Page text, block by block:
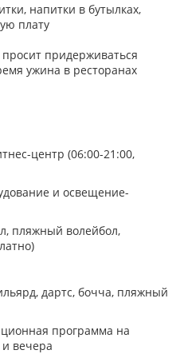
напитки в бутылках,
плату
придерживаться
ужина в ресторанах
центр (06:00-21:00,
и освещение-
пляжный волейбол,
дартс, бочча, пляжный
программа на
вечера